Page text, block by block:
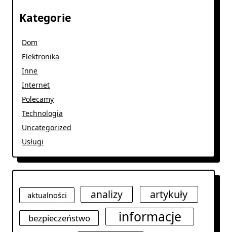
Kategorie
Dom
Elektronika
Inne
Internet
Polecamy
Technologia
Uncategorized
Usługi
aktualności analizy artykuły
bezpieczeństwo informacje